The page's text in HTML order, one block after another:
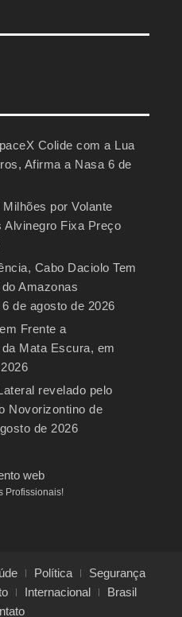
Colide com a Lua
Afirma a Nasa 6 de
por Volante
Alvinegro Fixa Preço
Cabo Daciolo Tem
Amazonas
6 de agosto de 2026
Frente a
Mata Escura, em
revelado pelo
Novorizontino de
de 2026
Profissionais!
Política
Segurança
Internacional
Brasil